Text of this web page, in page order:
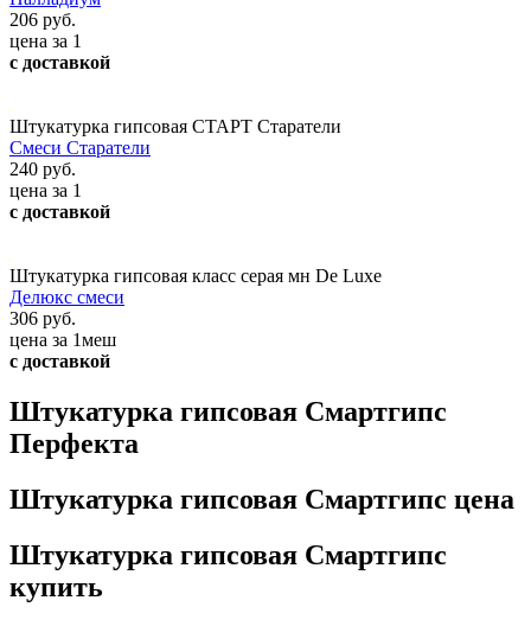
206 руб.
цена за 1
с доставкой
Штукатурка гипсовая СТАРТ Старатели
Смеси Старатели
240 руб.
цена за 1
с доставкой
Штукатурка гипсовая класс серая мн De Luxe
Делюкс смеси
306 руб.
цена за 1меш
с доставкой
Штукатурка гипсовая Смартгипс
Перфекта
Штукатурка гипсовая Смартгипс цена
Штукатурка гипсовая Смартгипс
купить